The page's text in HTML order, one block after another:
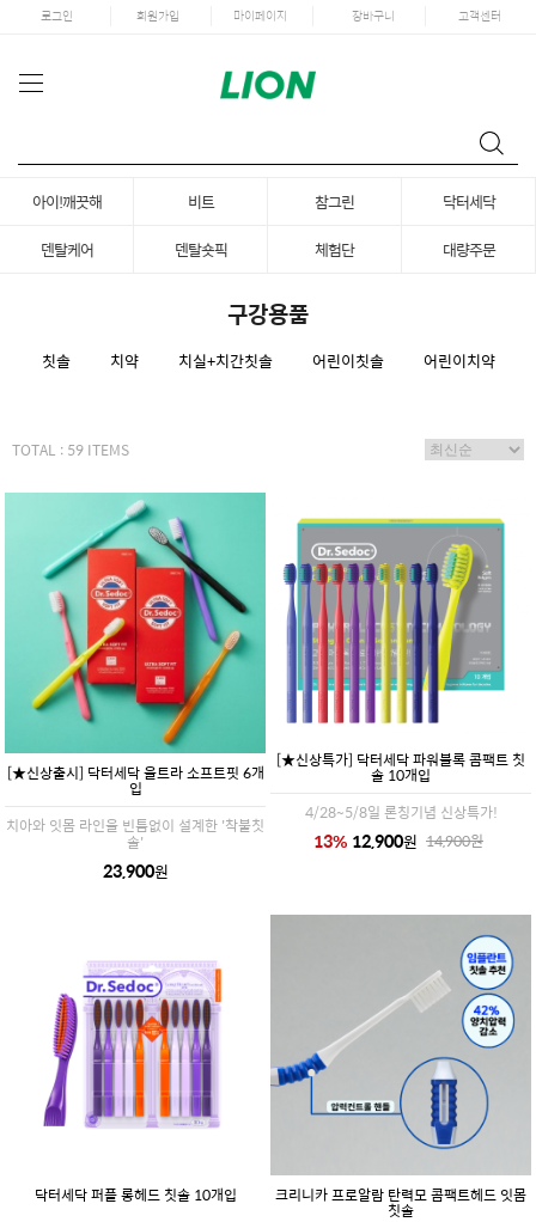
로그인 회원가입 마이페이지 장바구니 고객센터
아이!깨끗해 비트 참그린
닥터세닥
덴탈케어
덴탈숏픽 체험단 대량주문
구강용품
칫솔 치약 치실+치간칫솔 어린이칫솔 어린이치약
TOTAL : 59 ITEMS
[★신상출시] 닥터세닥 울트라 소프트핏 6개
입
치아와 잇몸 라인을 빈틈없이 설계한 '착붙칫
솔'
23,900원
[★신상특가] 닥터세닥 파워블록 콤팩트 칫
솔 10개입
4/28~5/8일 론칭기념 신상특가!
13% 12,900원 14,900원
닥터세닥 퍼플 롱헤드 칫솔 10개입 크리니카 프로알람 탄력모 콤팩트헤드 잇몸
칫솔